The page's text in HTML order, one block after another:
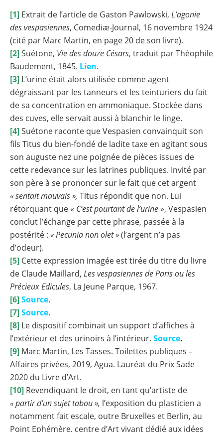
[1] Extrait de l’article de Gaston Pawlowski, L’agonie
des vespasiennes, Comediæ-Journal, 16 novembre 1924
(cité par Marc Martin, en page 20 de son livre).
[2]Suétone, Vie des douze Césars, traduit par Théophile
Baudement, 1845. Lien.
[3] L’urine était alors utilisée comme agent
dégraissant par les tanneurs et les teinturiers du fait
de sa concentration en ammoniaque. Stockée dans
des cuves, elle servait aussi à blanchir le linge.
[4]Suétone raconte que Vespasien convainquit son
fils Titus du bien-fondé de ladite taxe en agitant sous
son auguste nez une poignée de pièces issues de
cette redevance sur les latrines publiques. Invité par
son père à se prononcer sur le fait que cet argent
« sentait mauvais », Titus répondit que non. Lui
rétorquant que « C’est pourtant de l’urine», Vespasien
conclut l’échange par cette phrase, passée à la
postérité : « Pecunia non olet »(l’argent n’a pas
d’odeur).
[5] Cette expression imagée est tirée du titre du livre
de Claude Maillard, Les vespasiennes de Paris ou les
Précieux Edicules, La Jeune Parque, 1967.
[6]Source.
[7]Source.
[8] Le dispositif combinait un support d’affiches à
l’extérieur et des urinoirs à l’intérieur. Source.
[9] Marc Martin, Les Tasses. Toilettes publiques –
Affaires privées, 2019, Agua. Lauréat du Prix Sade
2020 du Livre d’Art.
[10] Revendiquant le droit, en tant qu’artiste de
« partir d’un sujet tabou », l’exposition du plasticien a
notamment fait escale, outre Bruxelles et Berlin, au
Point Ephémère, centre d’Art vivant dédié aux idées